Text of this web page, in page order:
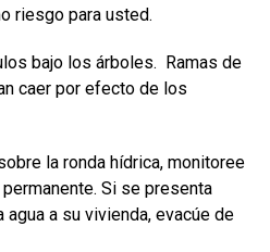
riesgo para usted.
bajo los árboles. Ramas de
caer por efecto de los
la ronda hídrica, monitoree
Si se presenta
a su vivienda, evacúe de